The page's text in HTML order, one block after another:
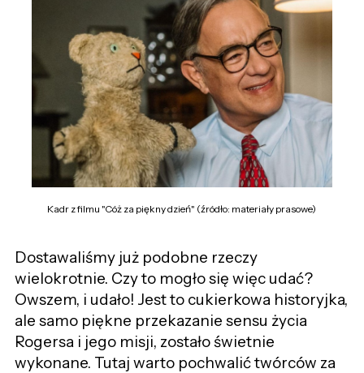
Kadr z filmu "Cóż za piękny dzień" (źródło: materiały prasowe)
Dostawaliśmy już podobne rzeczy
wielokrotnie. Czy to mogło się więc udać?
Owszem, i udało! Jest to cukierkowa historyjka,
ale samo piękne przekazanie sensu życia
Rogersa i jego misji, zostało świetnie
wykonane. Tutaj warto pochwalić twórców za